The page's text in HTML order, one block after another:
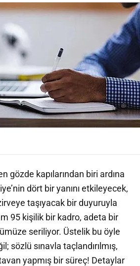
gözde kapılarından biri ardına
dört bir yanını etkileyecek,
taşıyacak bir duyuruyla
95 kişilik bir kadro, adeta bir
seriliyor. Üstelik bu öyle
sözlü sınavla taçlandırılmış,
yapmış bir süreç! Detaylar